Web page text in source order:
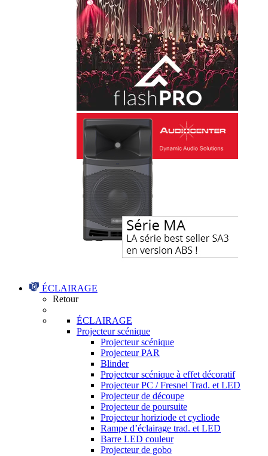
ÉCLAIRAGE
Retour
ÉCLAIRAGE
Projecteur scénique
Projecteur scénique
Projecteur PAR
Blinder
Projecteur scénique à effet décoratif
Projecteur PC / Fresnel Trad. et LED
Projecteur de découpe
Projecteur de poursuite
Projecteur horiziode et cycliode
Rampe d’éclairage trad. et LED
Barre LED couleur
Projecteur de gobo